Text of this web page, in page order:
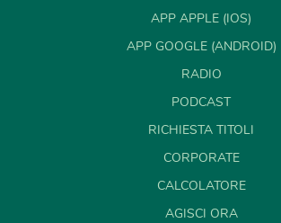
APP APPLE (IOS)
APP GOOGLE (ANDROID)
RADIO
PODCAST
RICHIESTA TITOLI
CORPORATE
CALCOLATORE
AGISCI ORA